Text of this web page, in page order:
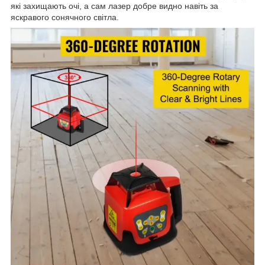
які захищають очі,​ а сам лазер добре видно навіть за
яскравого сонячного світла.